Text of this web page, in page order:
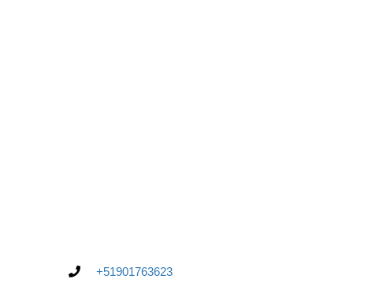
+51901763623